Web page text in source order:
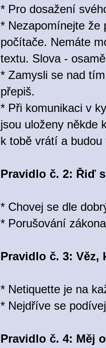
* Pro dosažení
* Nezapomínejte že
počítače. Nemáte
textu. Slova -
* Zamysli se nad
přepiš.
* Při komunikaci v
jsou uloženy někde
k tobě vrátí a budou
Pravidlo č. 2: Řiď
* Chovej se dle
* Porušování
Pravidlo č. 3: Věz,
* Netiquette je na
* Nejdříve se
Pravidlo č. 4: Měj